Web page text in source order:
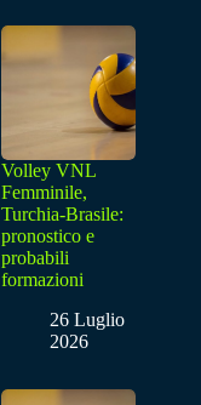
Volley VNL
Femminile,
Turchia-Brasile:
pronostico e
probabili
formazioni
26 Luglio
2026